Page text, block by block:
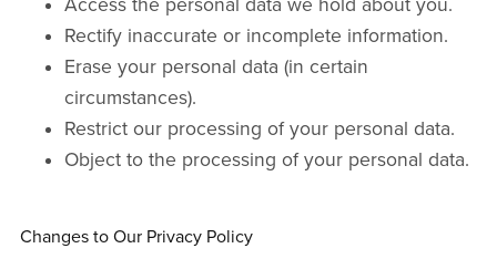
Access the personal data we hold about you.
Rectify inaccurate or incomplete information.
Erase your personal data (in certain
circumstances).
Restrict our processing of your personal data.
Object to the processing of your personal data.
Changes to Our Privacy Policy